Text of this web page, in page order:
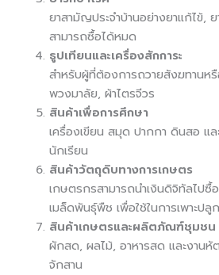
ยาสามัญประจำบ้านอย่างยาแก้ไข้,
สามารถซื้อได้หมด
ธูปเทียนและเครื่องสักการะ
สำหรับผู้ที่ต้องการถวายสังฆทานห
พวงมาลัย, ผ้าไตรจีวร
สินค้าเพื่อการศึกษา
เครื่องเขียน สมุด ปากกา ดินสอ แ
นักเรียน
สินค้าวัตถุดิบทางการเกษตร
เกษตรกรสามารถนำเงินดิจิทัลไป
เมล็ดพันธุ์พืช เพื่อใช้ในการเพาะปลูก
สินค้าเกษตรและผลิตภัณฑ์ชุมชน
ผักสด, ผลไม้, อาหารสด และงาน
จักสาน